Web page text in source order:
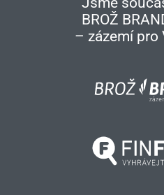
BROŽ
– zázemí pro